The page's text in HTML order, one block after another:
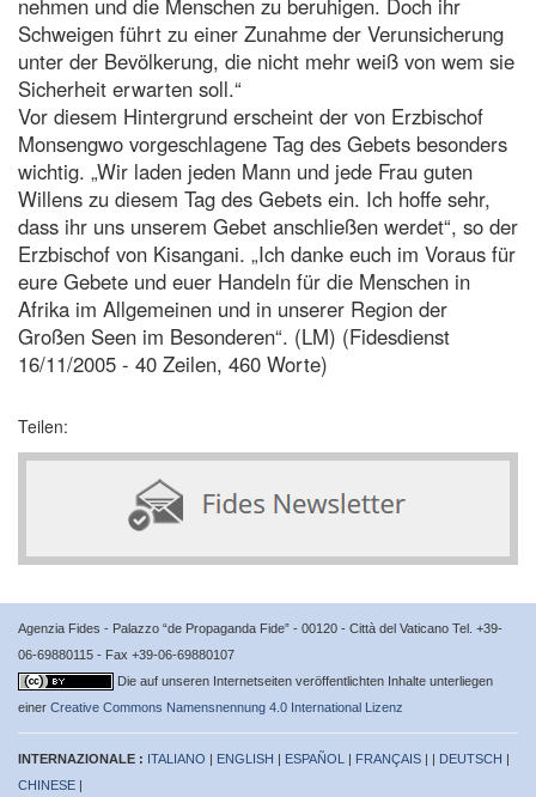
Schweigen führt zu einer Zunahme der Verunsicherung
unter der Bevölkerung, die nicht mehr weiß von wem sie
Sicherheit erwarten soll.“
Vor diesem Hintergrund erscheint der von Erzbischof
Monsengwo vorgeschlagene Tag des Gebets besonders
wichtig. „Wir laden jeden Mann und jede Frau guten
Willens zu diesem Tag des Gebets ein. Ich hoffe sehr,
dass ihr uns unserem Gebet anschließen werdet“, so der
Erzbischof von Kisangani. „Ich danke euch im Voraus für
eure Gebete und euer Handeln für die Menschen in
Afrika im Allgemeinen und in unserer Region der
Großen Seen im Besonderen“. (LM) (Fidesdienst
16/11/2005 - 40 Zeilen, 460 Worte)
Teilen:
Agenzia Fides - Palazzo “de Propaganda Fide” - 00120 - Città del Vaticano Tel. +39-
06-69880115 - Fax +39-06-69880107
Die auf unseren Internetseiten veröffentlichten Inhalte unterliegen
einer Creative Commons Namensnennung 4.0 International Lizenz
INTERNAZIONALE : ITALIANO | ENGLISH | ESPAÑOL | FRANÇAIS | | DEUTSCH |
CHINESE |